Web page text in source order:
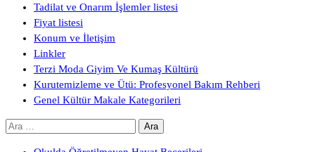
Tadilat ve Onarım İşlemler listesi
Fiyat listesi
Konum ve İletişim
Linkler
Terzi Moda Giyim Ve Kumaş Kültürü
Kurutemizleme ve Ütü: Profesyonel Bakım Rehberi
Genel Kültür Makale Kategorileri
Arama: